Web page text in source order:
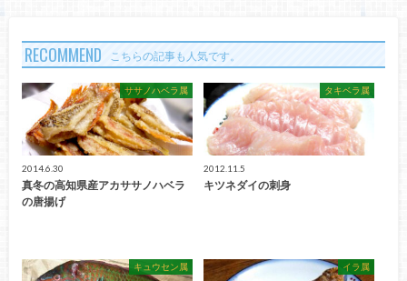
RECOMMEND こちらの記事も人気です。
ササノハベラ属
2014.6.30
真冬の高知県産アカササノハベラ
の唐揚げ
タキベラ属
2012.11.5
キツネダイの刺身
キュウセン属 イラ属